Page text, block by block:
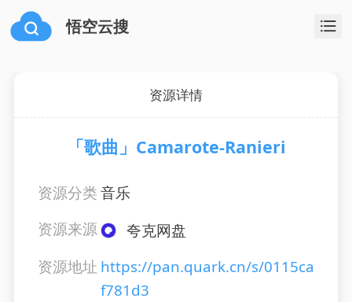
悟空云搜
资源详情
「歌曲」Camarote-Ranieri
资源分类音乐
资源来源
夸克网盘
资源地址 https://pan.quark.cn/s/0115ca
f781d3